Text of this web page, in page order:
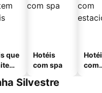
que
Hotéis
com spa
com
Silvestre